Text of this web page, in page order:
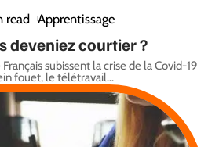
read Apprentissage
deveniez courtier ?
subissent la crise de la Covid-19
fouet, le télétravail…